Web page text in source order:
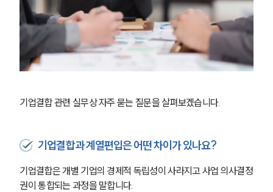
기업결합 관련 실무상 자주 묻는 질문을 살펴보겠습니다.
기업결합과 계열편입은 어떤 차이가 있나요?
기업결합은 개별 기업의 경제적 독립성이 사라지고 사업 의사결정
권이 통합되는 과정을 말합니다.